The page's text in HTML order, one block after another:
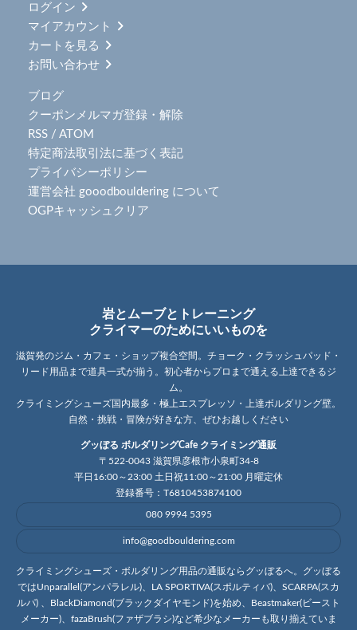
ログイン
マイアカウント
カートを見る
お問い合わせ
ブログ
クーポンメルマガ登録・解除
RSS / ATOM
特定商法取引法に基づく表記
プライバシーポリシー
運営会社 gooodbouldering について
OGPキャッシュクリア
岩とムーブとトレーニング
クライマーのためにいいものを
滋賀発のジム・カフェ・ショップ複合空間。チョーク・クラッシュパッド・
リード用品まで道具一式が揃う。初心者からプロまで通える上達できるジ
ム。
クライミングシューズ国内最多・極上エスプレッソ・上達ボルダリング壁。
自然・挑戦・冒険が好きな方、ぜひお越しください
グッぼる ボルダリングCafe クライミング通販
〒522-0043 滋賀県彦根市小泉町34-8
平日16:00～23:00 土日祝11:00～21:00 月曜定休
登録番号：T6810453874100
080 9994 5395
info@goodbouldering.com
クライミングシューズ・ボルダリング用品の通販ならグッぼるへ。グッぼる
ではUnparallel(アンパラレル)、LA SPORTIVA(スポルティバ)、SCARPA(スカ
ルパ) 、BlackDiamond(ブラックダイヤモンド)を始め、Beastmaker(ビースト
メーカー)、fazaBrush(ファザブラシ)など希少なメーカーも取り揃えていま